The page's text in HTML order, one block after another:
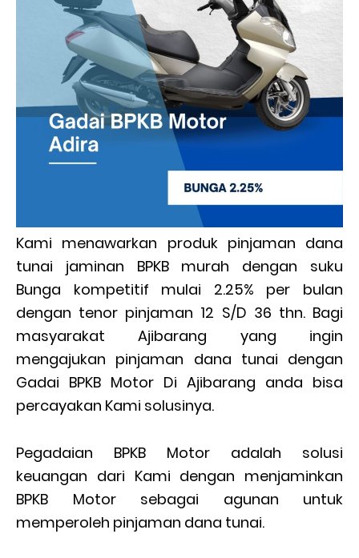
Kami menawarkan produk pinjaman dana
tunai jaminan BPKB murah dengan suku
Bunga kompetitif mulai 2.25% per bulan
dengan tenor pinjaman 12 S/D 36 thn. Bagi
masyarakat Ajibarang yang ingin
mengajukan pinjaman dana tunai dengan
Gadai BPKB Motor Di Ajibarang anda bisa
percayakan Kami solusinya.
Pegadaian BPKB Motor adalah solusi
keuangan dari Kami dengan menjaminkan
BPKB Motor sebagai agunan untuk
memperoleh pinjaman dana tunai.